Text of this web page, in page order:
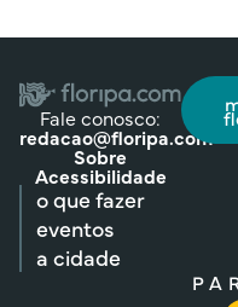
Fale conosco:
redacao@floripa.com
Sobre
Acessibilidade
o que fazer
eventos
a cidade